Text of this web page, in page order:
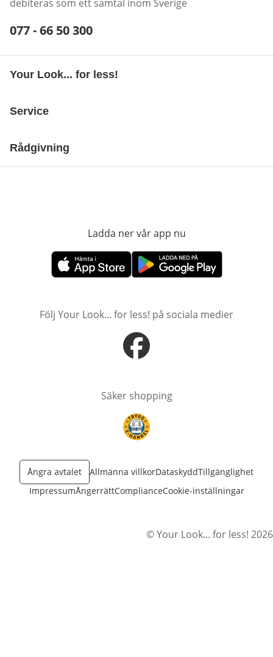
debiteras som ett samtal inom Sverige
Telefonnummer:
077 - 66 50 300
Your Look... for less!
Service
Rådgivning
Ladda ner vår app nu
öppnas i nytt fönsteröppnas i nytt fönster
Följ Your Look... for less! på sociala medier
öppnas i nytt fönster
Säker shopping
öppnas i nytt fönster
Ångra avtalet Allmänna villkorDataskyddTillgänglighet
ImpressumÅngerrättComplianceCookie-inställningar
© Your Look... for less! 2026